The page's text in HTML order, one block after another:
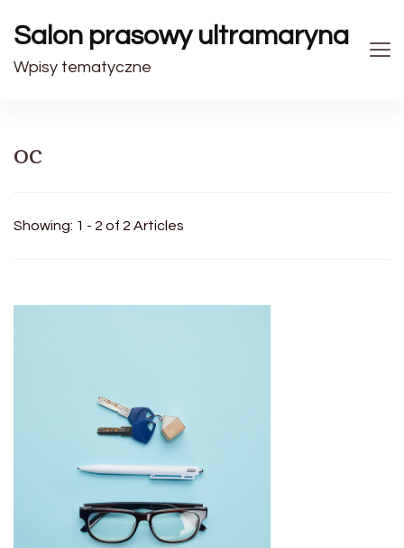
Salon prasowy ultramaryna
Wpisy tematyczne
oc
Showing: 1 - 2 of 2 Articles